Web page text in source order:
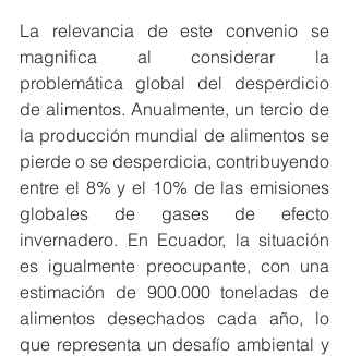
La relevancia de este convenio se
magnifica al considerar la
problemática global del desperdicio
de alimentos. Anualmente, un tercio de
la producción mundial de alimentos se
pierde o se desperdicia, contribuyendo
entre el 8% y el 10% de las emisiones
globales de gases de efecto
invernadero. En Ecuador, la situación
es igualmente preocupante, con una
estimación de 900.000 toneladas de
alimentos desechados cada año, lo
que representa un desafío ambiental y